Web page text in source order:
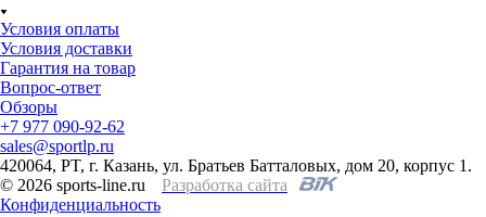
Условия оплаты
Условия доставки
Гарантия на товар
Вопрос-ответ
Обзоры
+7 977 090-92-62
sales@sportlp.ru
420064, PT, г. Казань, ул. Братьев Батталовых, дом 20, корпус 1.
© 2026 sports-line.ru
Разработка сайта
Конфиденциальность